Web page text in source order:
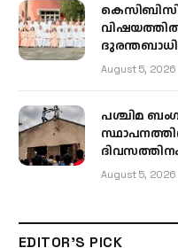
August 5, 2026
പശ്ചിമ
August 5, 2026
EDITOR'S PICK